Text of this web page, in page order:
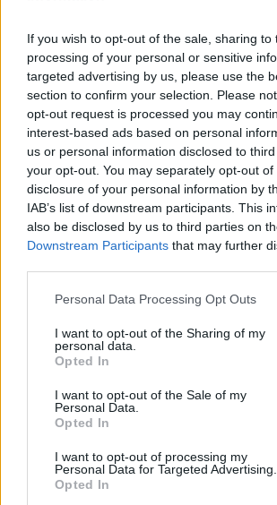
If you wish to opt-out of the sale, sharing to
processing of your personal or sensitive
targeted advertising by us, please use the
section to confirm your selection. Please
opt-out request is processed you may
interest-based ads based on personal
us or personal information disclosed to
your opt-out. You may separately opt-out
disclosure of your personal information by
IAB’s list of downstream participants. This
also be disclosed by us to third parties on
Downstream Participants that may further
Personal Data Processing Opt Outs
I want to opt-out of the Sharing of my
personal data.
Opted In
I want to opt-out of the Sale of my
Personal Data.
Opted In
I want to opt-out of processing my
Personal Data for Targeted Advertising.
Opted In
Μαρινάκης: Οι εκλογές
31.03.2026
Μαρινάκης: Οι
τέλος της τετραετίας
Προηγούμενη
Current
2 Next
Το συγκινητικό αντίο της Μπαρτσελόνα
20:40
Ταϊλάνδη: Η στιγμή που ο 14χρονος
σκορπάει τον θάνατο σε σχολείο -
20:20